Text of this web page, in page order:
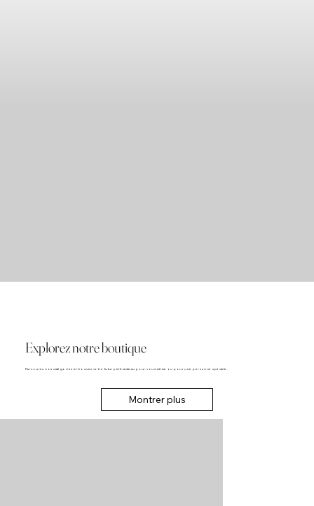
Explorez notre boutique
Parcourez nos catégories et trouvez votre futur petit cadeau pour vous-même ou pour une personne spéciale.